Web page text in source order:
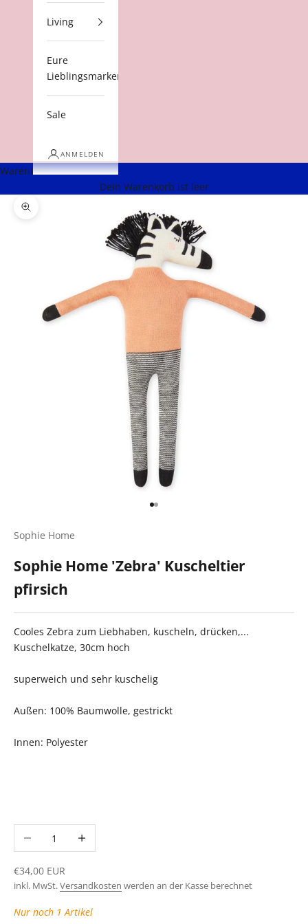
Living
Eure
Lieblingsmarken
Sale
ANMELDEN
Warenkorb
Dein Warenkorb ist leer
Bild vergrößern
Gehe zu Element 1
Gehe zu Element 2
Sophie Home
Sophie Home 'Zebra' Kuscheltier
pfirsich
Cooles Zebra zum Liebhaben, kuscheln, drücken,...
Kuschelkatze, 30cm hoch
superweich und sehr kuschelig
Außen: 100% Baumwolle, gestrickt
Innen: Polyester
Anzahl verringernAnzahl erhöhen
Angebot
€34,00 EUR
inkl. MwSt.Versandkosten werden an der Kasse berechnet
Nur noch 1 Artikel